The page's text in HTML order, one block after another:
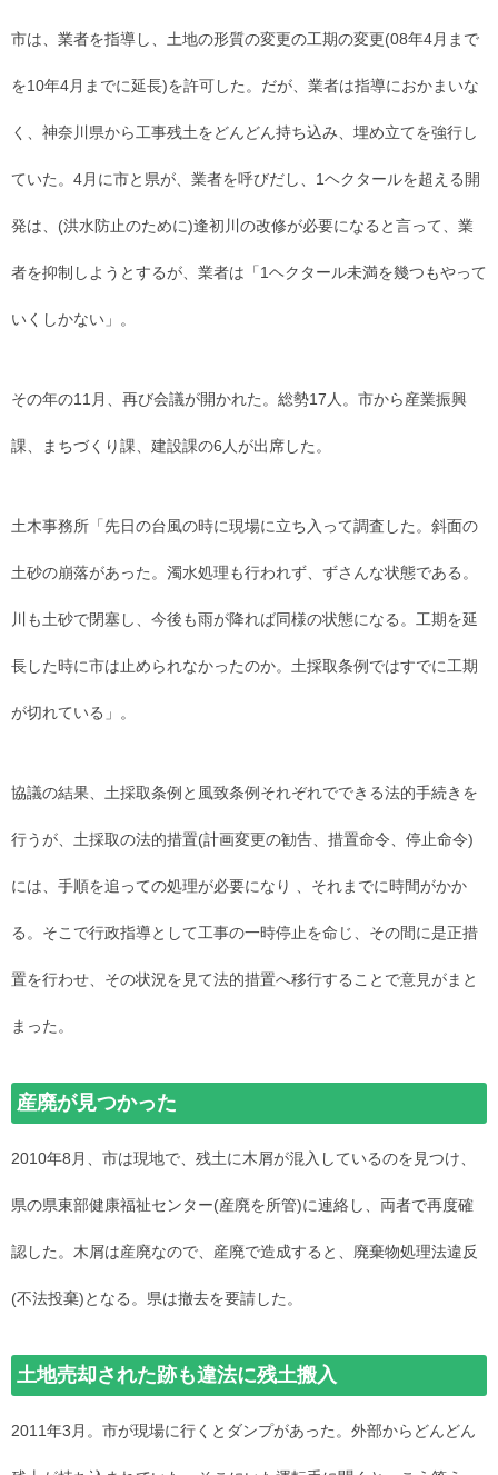
市は、業者を指導し、土地の形質の変更の工期の変更(08年4月まで
を10年4月までに延長)を許可した。だが、業者は指導におかまいな
く、神奈川県から工事残土をどんどん持ち込み、埋め立てを強行し
ていた。4月に市と県が、業者を呼びだし、1ヘクタールを超える開
発は、(洪水防止のために)逢初川の改修が必要になると言って、業
者を抑制しようとするが、業者は「1ヘクタール未満を幾つもやって
いくしかない」。
その年の11月、再び会議が開かれた。総勢17人。市から産業振興
課、まちづくり課、建設課の6人が出席した。
土木事務所「先日の台風の時に現場に立ち入って調査した。斜面の
土砂の崩落があった。濁水処理も行われず、ずさんな状態である。
川も土砂で閉塞し、今後も雨が降れば同様の状態になる。工期を延
長した時に市は止められなかったのか。土採取条例ではすでに工期
が切れている」。
協議の結果、土採取条例と風致条例それぞれでできる法的手続きを
行うが、土採取の法的措置(計画変更の勧告、措置命令、停止命令)
には、手順を追っての処理が必要になり 、それまでに時間がかか
る。そこで行政指導として工事の一時停止を命じ、その間に是正措
置を行わせ、その状況を見て法的措置へ移行することで意見がまと
まった。
産廃が見つかった
2010年8月、市は現地で、残土に木屑が混入しているのを見つけ、
県の県東部健康福祉センター(産廃を所管)に連絡し、両者で再度確
認した。木屑は産廃なので、産廃で造成すると、廃棄物処理法違反
(不法投棄)となる。県は撤去を要請した。
土地売却された跡も違法に残土搬入
2011年3月。市が現場に行くとダンプがあった。外部からどんどん